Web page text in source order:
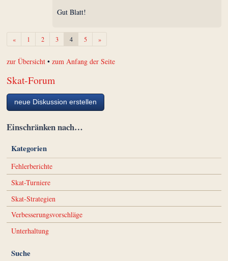
Gut Blatt!
«Zurück1 2 3 4 5 »Weiter
zur Übersicht •zum Anfang der Seite
Skat-Forum
neue Diskussion erstellen
Einschränken nach…
Kategorien
Fehlerberichte
Skat-Turniere
Skat-Strategien
Verbesserungsvorschläge
Unterhaltung
Suche